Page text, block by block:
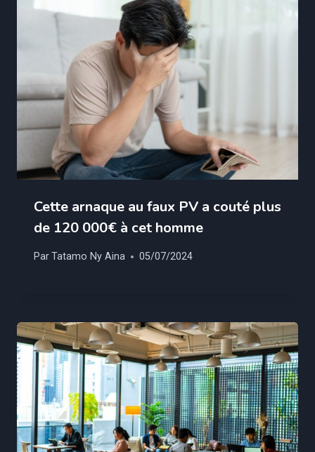
Cette arnaque au faux PV a couté plus
de 120 000€ à cet homme
Par Tatamo Ny Aina 05/07/2024